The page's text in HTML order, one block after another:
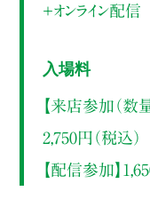
＋オンライン配信
入場料
【来店参加（数量
2,750円（税込）
【配信参加】